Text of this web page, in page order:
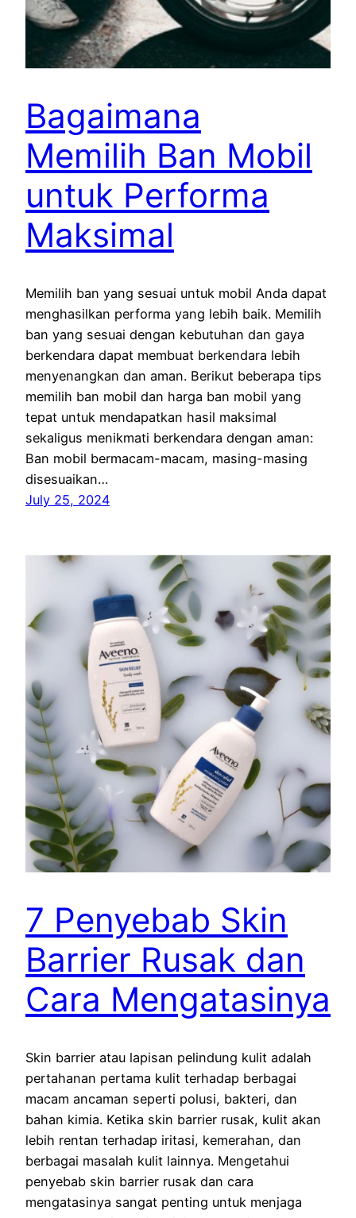
Bagaimana
Memilih Ban Mobil
untuk Performa
Maksimal
Memilih ban yang sesuai untuk mobil Anda dapat
menghasilkan performa yang lebih baik. Memilih
ban yang sesuai dengan kebutuhan dan gaya
berkendara dapat membuat berkendara lebih
menyenangkan dan aman. Berikut beberapa tips
memilih ban mobil dan harga ban mobil yang
tepat untuk mendapatkan hasil maksimal
sekaligus menikmati berkendara dengan aman:
Ban mobil bermacam-macam, masing-masing
disesuaikan…
July 25, 2024
7 Penyebab Skin
Barrier Rusak dan
Cara Mengatasinya
Skin barrier atau lapisan pelindung kulit adalah
pertahanan pertama kulit terhadap berbagai
macam ancaman seperti polusi, bakteri, dan
bahan kimia. Ketika skin barrier rusak, kulit akan
lebih rentan terhadap iritasi, kemerahan, dan
berbagai masalah kulit lainnya. Mengetahui
penyebab skin barrier rusak dan cara
mengatasinya sangat penting untuk menjaga